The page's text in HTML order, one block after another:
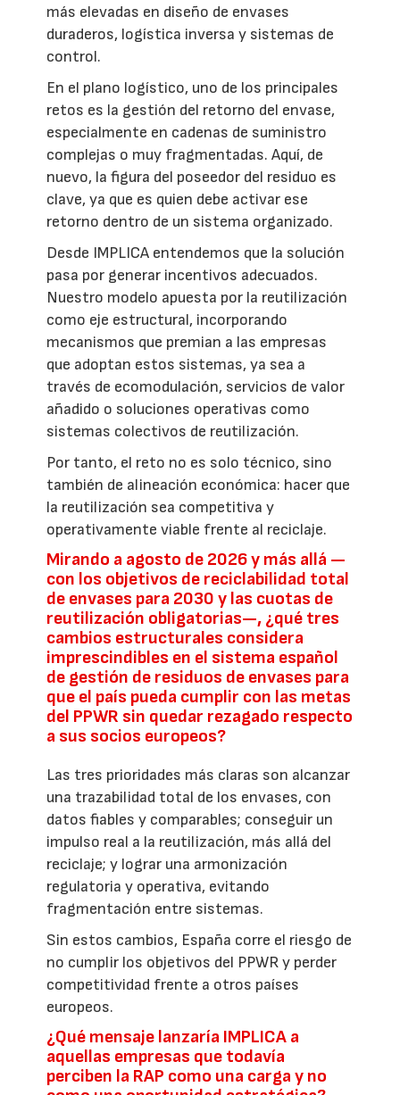
más elevadas en diseño de envases
duraderos, logística inversa y sistemas de
control.
En el plano logístico, uno de los principales
retos es la gestión del retorno del envase,
especialmente en cadenas de suministro
complejas o muy fragmentadas. Aquí, de
nuevo, la figura del poseedor del residuo es
clave, ya que es quien debe activar ese
retorno dentro de un sistema organizado.
Desde IMPLICA entendemos que la solución
pasa por generar incentivos adecuados.
Nuestro modelo apuesta por la reutilización
como eje estructural, incorporando
mecanismos que premian a las empresas
que adoptan estos sistemas, ya sea a
través de ecomodulación, servicios de valor
añadido o soluciones operativas como
sistemas colectivos de reutilización.
Por tanto, el reto no es solo técnico, sino
también de alineación económica: hacer que
la reutilización sea competitiva y
operativamente viable frente al reciclaje.
Mirando a agosto de 2026 y más allá —
con los objetivos de reciclabilidad total
de envases para 2030 y las cuotas de
reutilización obligatorias—, ¿qué tres
cambios estructurales considera
imprescindibles en el sistema español
de gestión de residuos de envases para
que el país pueda cumplir con las metas
del PPWR sin quedar rezagado respecto
a sus socios europeos?
Las tres prioridades más claras son alcanzar
una trazabilidad total de los envases, con
datos fiables y comparables; conseguir un
impulso real a la reutilización, más allá del
reciclaje; y lograr una armonización
regulatoria y operativa, evitando
fragmentación entre sistemas.
Sin estos cambios, España corre el riesgo de
no cumplir los objetivos del PPWR y perder
competitividad frente a otros países
europeos.
¿Qué mensaje lanzaría IMPLICA a
aquellas empresas que todavía
perciben la RAP como una carga y no